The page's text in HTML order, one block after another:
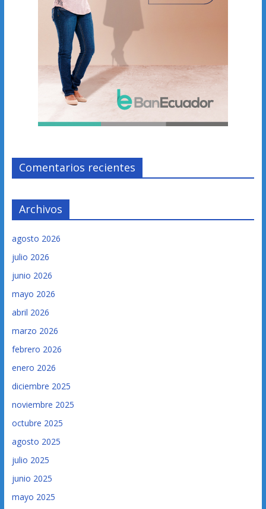
Comentarios recientes
Archivos
agosto 2026
julio 2026
junio 2026
mayo 2026
abril 2026
marzo 2026
febrero 2026
enero 2026
diciembre 2025
noviembre 2025
octubre 2025
agosto 2025
julio 2025
junio 2025
mayo 2025